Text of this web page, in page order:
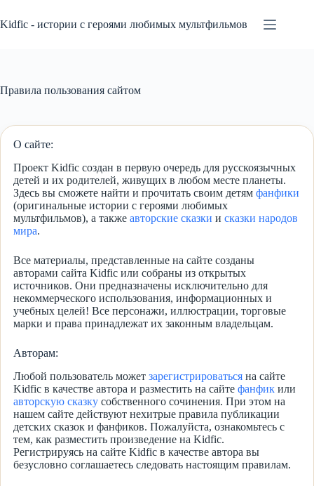
к
сути
Kidfic - истории с героями любимых мультфильмов
Правила пользования сайтом
О сайте:
Проект Kidfic создан в первую очередь для русскоязычных
детей и их родителей, живущих в любом месте планеты.
Здесь вы сможете найти и прочитать своим детям фанфики
(оригинальные истории с героями любимых
мультфильмов), а также авторские сказки и сказки народов
мира.
Все материалы, представленные на сайте созданы
авторами сайта Kidfic или собраны из открытых
источников. Они предназначены исключительно для
некоммерческого использования, информационных и
учебных целей! Все персонажи, иллюстрации, торговые
марки и права принадлежат их законным владельцам.
Авторам:
Любой пользователь может зарегистрироваться на сайте
Kidfic в качестве автора и разместить на сайте фанфик или
авторскую сказку собственного сочинения. При этом на
нашем сайте действуют нехитрые правила публикации
детских сказок и фанфиков. Пожалуйста, ознакомьтесь с
тем, как разместить произведение на Kidfic.
Регистрируясь на сайте Kidfic в качестве автора вы
безусловно соглашаетесь следовать настоящим правилам.